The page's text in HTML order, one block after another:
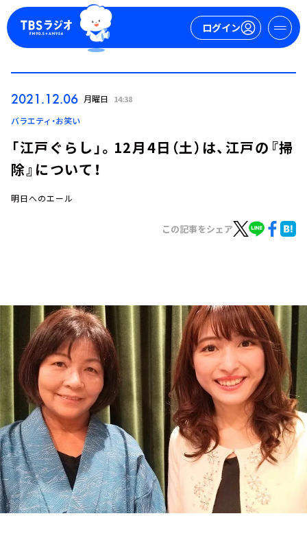
ログイン
ログイン
お知らせ
イベント・グッズ
YouTube
会社情報
2021.12.06 月曜日 14:38
バラエティ・お笑い
「江戸ぐらし」。12月4日（土）は、江戸の『掃
除』について！
明日へのエール
この記事をシェア